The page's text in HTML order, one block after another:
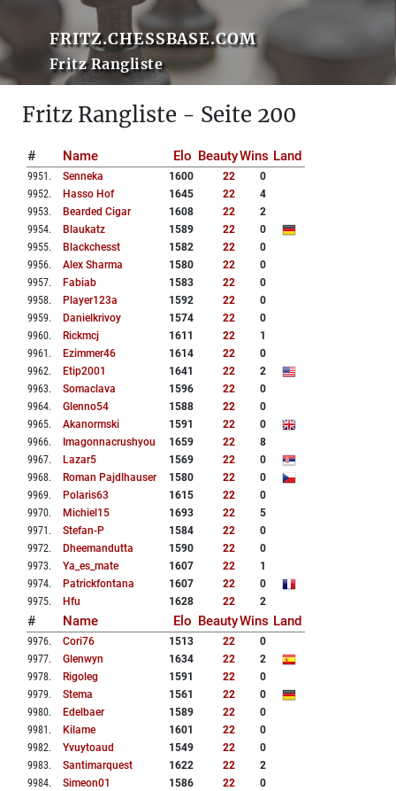
FRITZ.CHESSBASE.COM
Fritz Rangliste
Fritz Rangliste - Seite 200
# Name Elo BeautyWins Land
9951 . Senneka 1600 22
0
9952. Hasso Hof 1645 22
4
9953. Bearded Cigar 1608 22
2
9954. Blaukatz 1589 22
0
9955. Blackchesst 1582 22
0
9956. Alex Sharma 1580 22
0
9957. Fabiab 1583 22
0
9958. Player123a 1592 22
0
9959. Danielkrivoy 1574 22
0
9960. Rickmcj 1611 22
1
9961 . Ezimmer46 1614 22
0
9962. Etip2001 1641 22
2
9963. Somaclava 1596 22
0
9964. Glenno54 1588 22
0
9965. Akanormski 1591 22
0
9966. Imagonnacrushyou 1659 22
8
9967. Lazar5 1569 22
0
9968. Roman Pajdlhauser 1580 22
0
9969. Polaris63 1615 22
0
9970. Michiel15 1693 22
5
9971 . Stefan-P 1584 22
0
9972. Dheemandutta 1590 22
0
9973. Ya_es_mate 1607 22
1
9974. Patrickfontana 1607 22
0
9975. Hfu 1628 22 2
# Name Elo BeautyWins Land
9976. Cori76 1513 22
0
9977. Glenwyn 1634 22
2
9978. Rigoleg 1591 22
0
9979. Stema 1561 22
0
9980. Edelbaer 1589 22
0
9981 . Kilame 1601 22
0
9982. Yvuytoaud 1549 22
0
9983. Santimarquest 1622 22
2
9984. Simeon01 1586 22
0